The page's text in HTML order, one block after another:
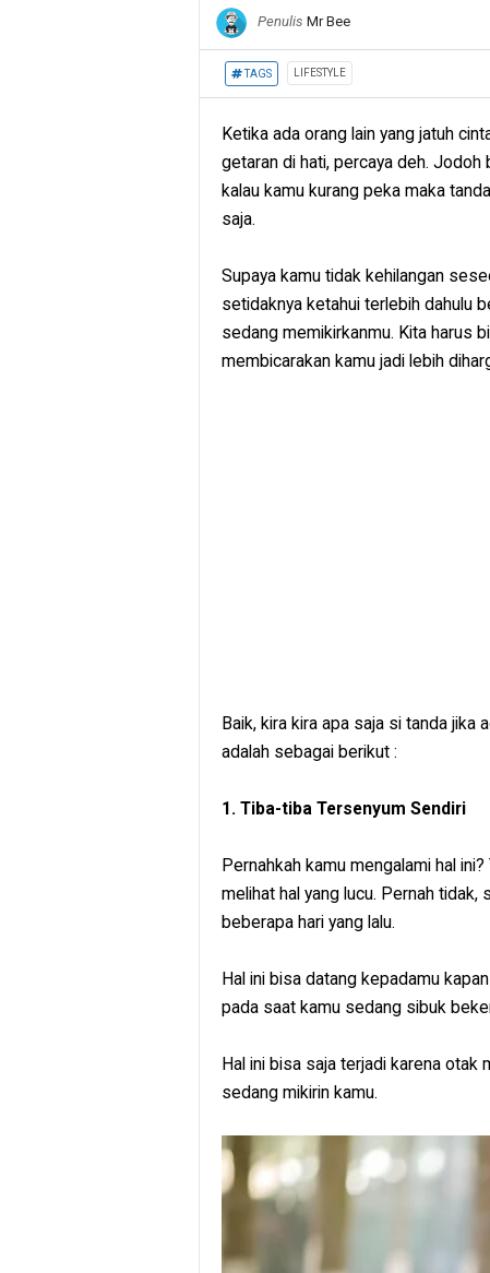
Penulis Mr Bee
TAGS LIFESTYLE
Ketika ada orang lain yang jatuh
getaran di hati, percaya deh. Jodoh
kalau kamu kurang peka maka
saja.
Supaya kamu tidak kehilangan
setidaknya ketahui terlebih dahulu
sedang memikirkanmu. Kita harus
membicarakan kamu jadi lebih
Baik, kira kira apa saja si tanda jika
adalah sebagai berikut :
1. Tiba-tiba Tersenyum Sendiri
Pernahkah kamu mengalami hal
melihat hal yang lucu. Pernah tidak,
beberapa hari yang lalu.
Hal ini bisa datang kepadamu
pada saat kamu sedang sibuk
Hal ini bisa saja terjadi karena otak
sedang mikirin kamu.